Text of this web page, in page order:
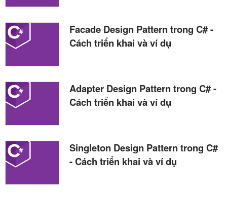
Facade Design Pattern trong C# -
Cách triển khai và ví dụ
Adapter Design Pattern trong C# -
Cách triển khai và ví dụ
Singleton Design Pattern trong C#
- Cách triển khai và ví dụ